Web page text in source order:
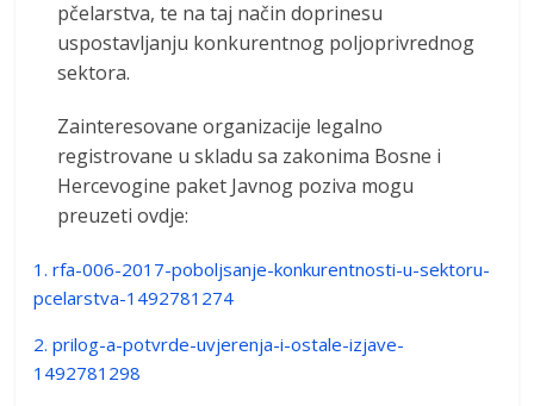
pčelarstva, te na taj način doprinesu
uspostavljanju konkurentnog poljoprivrednog
sektora.
Zainteresovane organizacije legalno
registrovane u skladu sa zakonima Bosne i
Hercevogine paket Javnog poziva mogu
preuzeti ovdje:
1. rfa-006-2017-poboljsanje-konkurentnosti-u-sektoru-
pcelarstva-1492781274
2. prilog-a-potvrde-uvjerenja-i-ostale-izjave-
1492781298